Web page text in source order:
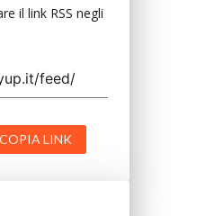
il link RSS negli
COPIA LINK